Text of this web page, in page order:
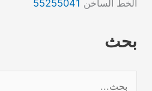
الخط الساخن 55255041
بحث